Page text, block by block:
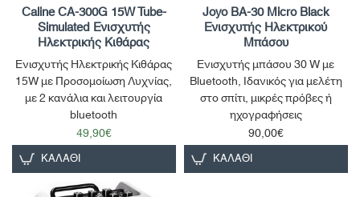
Caline CA-300G 15W Tube-
Simulated Ενισχυτής
Ηλεκτρικής Κιθάρας
Ενισχυτής Ηλεκτρικής Κιθάρας
15W με Προσομοίωση Λυχνίας,
με 2 κανάλια και λειτουργία
bluetooth
49,90€
ΚΑΛΆΘΙ
Joyo BA-30 Micro Black
Ενισχυτής Ηλεκτρικού
Μπάσου
Ενισχυτής μπάσου 30 W με
Bluetooth, Ιδανικός για μελέτη
στο σπίτι, μικρές πρόβες ή
ηχογραφήσεις
90,00€
ΚΑΛΆΘΙ